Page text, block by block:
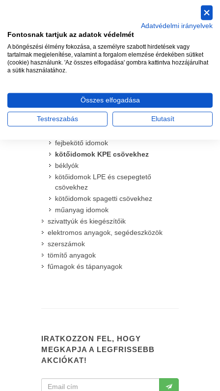
csepegtető és mikroöntöző termékek
mágnesszelepek és kiegészítőik
időjárás érzékelők
csövek
csapok
szűrők és homokleválasztók
kerek és szögletes szelepdobozok
idomok
fejbekötő idomok
kötőidomok KPE csövekhez
béklyók
kötőidomok LPE és csepegtető
csövekhez
kötőidomok spagetti csövekhez
műanyag idomok
szivattyúk és kiegészítőik
elektromos anyagok, segédeszközök
szerszámok
tömítő anyagok
fűmagok és tápanyagok
IRATKOZZON FEL, HOGY
MEGKAPJA A LEGFRISSEBB
AKCIÓKAT!
Adatvédelmi irányelvek
Fontosnak tartjuk az adatok védelmét
A böngészési élmény fokozása, a személyre szabott hirdetések vagy
tartalmak megjelenítése, valamint a forgalom elemzése érdekében sütiket
(cookie) használunk. 'Az összes elfogadása' gombra kattintva hozzájárulhat
a sütik használatához.
Összes elfogadása
Testreszabás Elutasít